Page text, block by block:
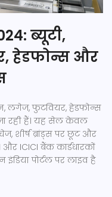
ब्यूटी,
हेडफोन्स और
लगेज, फुटवियर, हेडफोन्स
रही हैं। यह सेल केवल
शीर्ष ब्रांड्स पर छूट और
और ICICI बैंक कार्डधारकों
पोर्टल पर लाइव है